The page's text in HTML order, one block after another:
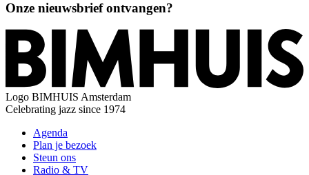
Onze nieuwsbrief ontvangen?
Logo BIMHUIS Amsterdam
Celebrating jazz since 1974
Agenda
Plan je bezoek
Steun ons
Radio & TV